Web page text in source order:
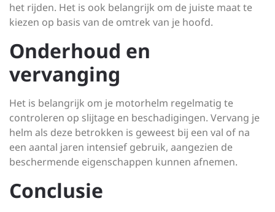
het rijden. Het is ook belangrijk om de juiste maat te
kiezen op basis van de omtrek van je hoofd.
Onderhoud en
vervanging
Het is belangrijk om je motorhelm regelmatig te
controleren op slijtage en beschadigingen. Vervang je
helm als deze betrokken is geweest bij een val of na
een aantal jaren intensief gebruik, aangezien de
beschermende eigenschappen kunnen afnemen.
Conclusie